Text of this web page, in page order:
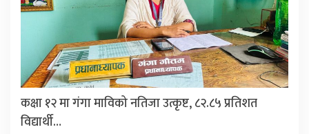
कक्षा १२ मा गंगा माविको नतिजा उत्कृष्ट, ८२.८५ प्रतिशत
विद्यार्थी…